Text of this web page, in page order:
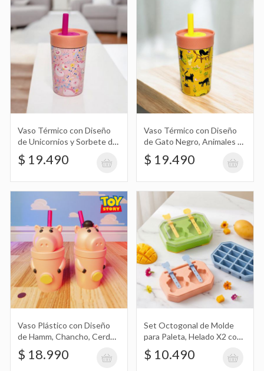
Set Octogonal de Molde para Paleta,
Helado X2 con Cubetera
$ 10.490
Budinera de Silicona de Colores Pastel
Diseño Ondulado 20Cm
Termómetro Digital en Blister Tp300
$ 5.290
Bolsa Ziploc Hermética Grande con
Diseño de Stitch
$ 490
Vaso Térmico con Diseño
de Unicornios y Sorbete de
Silicona
$ 19.490
Vaso Térmico con Diseño
de Gato Negro, Animales y
Sorbete de Silicona
$ 19.490
Vaso Plástico con Diseño
de Hamm, Chancho, Cerdo
Toy Story
$ 18.990
Set Octogonal de Molde
para Paleta, Helado X2 con
Cubetera
$ 10.490